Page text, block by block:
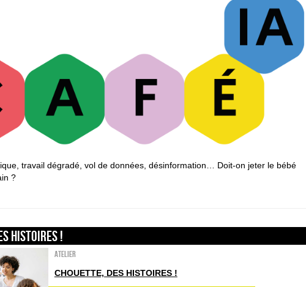
travail dégradé, vol de données, désinformation… Doit-on jeter le bébé
?
histoires !
Atelier
CHOUETTE, DES HISTOIRES !